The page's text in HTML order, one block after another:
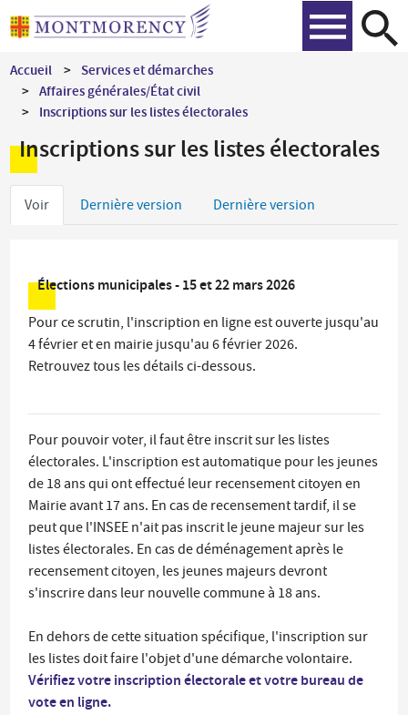
Aller
au
principal
Accueil
Services et démarches
Affaires générales/État civil
Inscriptions sur les listes électorales
Inscriptions sur les listes électorales
Onglets
Voir Dernière version Dernière version
Élections municipales - 15 et 22 mars 2026
Pour ce scrutin, l'inscription en ligne est ouverte jusqu'au
4 février et en mairie jusqu'au 6 février 2026.
Retrouvez tous les détails ci-dessous.
Pour pouvoir voter, il faut être inscrit sur les listes
électorales. L'inscription est automatique pour les jeunes
de 18 ans qui ont effectué leur recensement citoyen en
Mairie avant 17 ans. En cas de recensement tardif, il se
peut que l'INSEE n'ait pas inscrit le jeune majeur sur les
listes électorales. En cas de déménagement après le
recensement citoyen, les jeunes majeurs devront
s'inscrire dans leur nouvelle commune à 18 ans.
En dehors de cette situation spécifique, l'inscription sur
les listes doit faire l'objet d'une démarche volontaire.
Vérifiez votre inscription électorale et votre bureau de
vote en ligne.